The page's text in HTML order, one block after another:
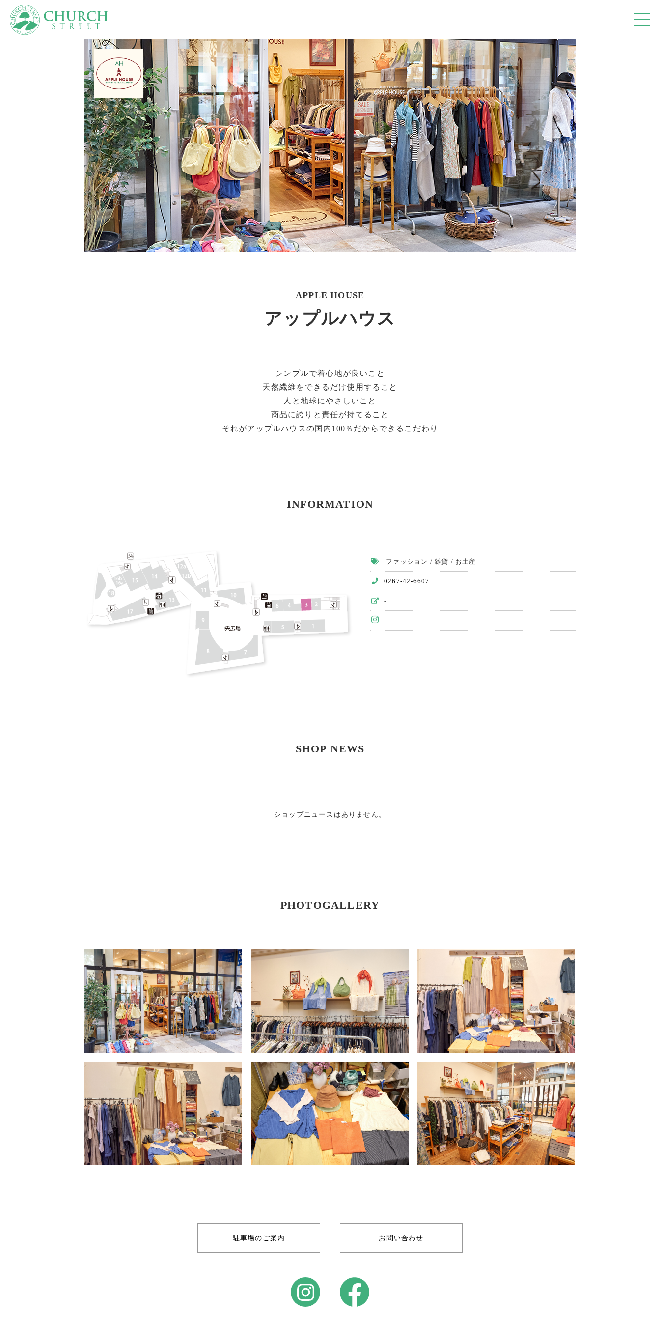
ショップ 10:00-18:00
カフェ 10:00-18:00 (Lo17:30)
レストラン
11:00-15:30 (Lo15:00)
17:30-20:30 (Lo20:00)
※休館日、冬季(12月～3月)営業時間の詳細は、
営業カレンダーを参照ください。
トップページ
フロアマップ
アクセス＆営業時間
バス(マイクロ含む)の駐車
駐車場
イベント募集
リクルート情報
ご出店について
APPLE HOUSE
アップルハウス
シンプルで着心地が良いこと
天然繊維をできるだけ使用すること
人と地球にやさしいこと
商品に誇りと責任が持てること
それがアップルハウスの国内100％だからできるこだわり
INFORMATION
ファッション / 雑貨 / お土産
0267-42-6607
-
-
SHOP NEWS
ショップニュースはありません。
PHOTOGALLERY
駐車場のご案内 お問い合わせ